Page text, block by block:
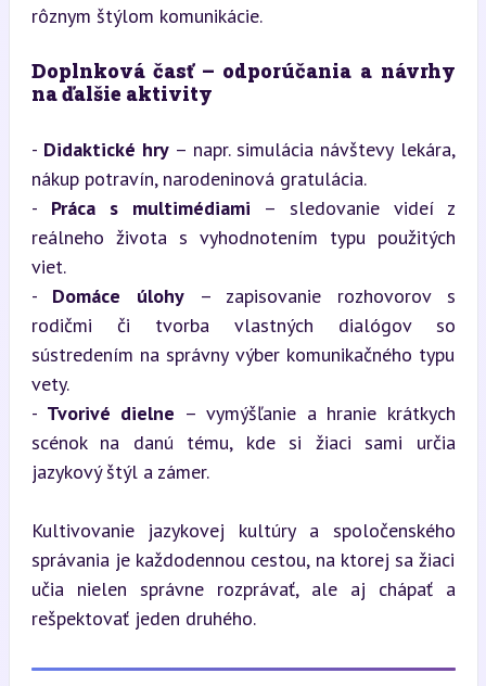
rôznym štýlom komunikácie.
Doplnková časť – odporúčania a návrhy
na ďalšie aktivity
- Didaktické hry – napr. simulácia návštevy lekára,
nákup potravín, narodeninová gratulácia.
- Práca s multimédiami – sledovanie videí z
reálneho života s vyhodnotením typu použitých
viet.
- Domáce úlohy – zapisovanie rozhovorov s
rodičmi či tvorba vlastných dialógov so
sústredením na správny výber komunikačného typu
vety.
- Tvorivé dielne – vymýšľanie a hranie krátkych
scénok na danú tému, kde si žiaci sami určia
jazykový štýl a zámer.
Kultivovanie jazykovej kultúry a spoločenského
správania je každodennou cestou, na ktorej sa žiaci
učia nielen správne rozprávať, ale aj chápať a
rešpektovať jeden druhého.